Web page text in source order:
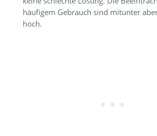
häufigem Gebrauch sind mitunter
hoch.